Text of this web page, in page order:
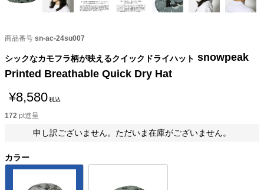
商品番号 sn-ac-24su007
シックなカモフラ柄が映えるクイックドライハット snowpeak
Printed Breathable Quick Dry Hat
¥8,580税込
172 pt進呈
申し訳ございません。ただいま在庫がございません。
カラー